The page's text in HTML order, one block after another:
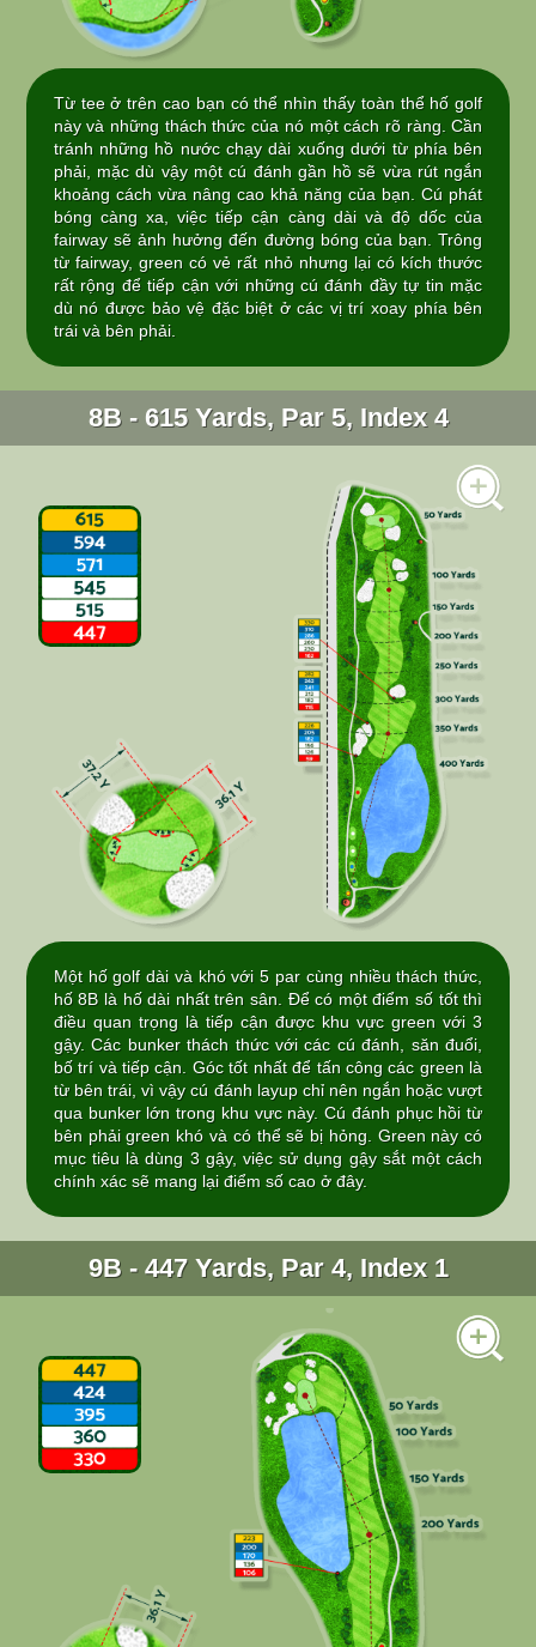
Từ tee ở trên cao bạn có thể nhìn thấy toàn thể hố golf
này và những thách thức của nó một cách rõ ràng. Cần
tránh những hồ nước chạy dài xuống dưới từ phía bên
phải, mặc dù vậy một cú đánh gần hồ sẽ vừa rút ngắn
khoảng cách vừa nâng cao khả năng của bạn. Cú phát
bóng càng xa, việc tiếp cận càng dài và độ dốc của
fairway sẽ ảnh hưởng đến đường bóng của bạn. Trông
từ fairway, green có vẻ rất nhỏ nhưng lại có kích thước
rất rộng để tiếp cận với những cú đánh đầy tự tin mặc
dù nó được bảo vệ đặc biệt ở các vị trí xoay phía bên
trái và bên phải.
8B - 615 Yards, Par 5, Index 4
Một hố golf dài và khó với 5 par cùng nhiều thách thức,
hố 8B là hố dài nhất trên sân. Để có một điểm số tốt thì
điều quan trọng là tiếp cận được khu vực green với 3
gậy. Các bunker thách thức với các cú đánh, săn đuổi,
bố trí và tiếp cận. Góc tốt nhất để tấn công các green là
từ bên trái, vì vậy cú đánh layup chỉ nên ngắn hoặc vượt
qua bunker lớn trong khu vực này. Cú đánh phục hồi từ
bên phải green khó và có thể sẽ bị hỏng. Green này có
mục tiêu là dùng 3 gậy, việc sử dụng gậy sắt một cách
chính xác sẽ mang lại điểm số cao ở đây.
9B - 447 Yards, Par 4, Index 1